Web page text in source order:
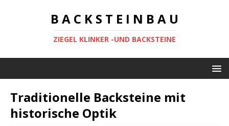
B A C K S T E I N B A U
ZIEGEL KLINKER -UND BACKSTEINE
Traditionelle Backsteine mit
historische Optik